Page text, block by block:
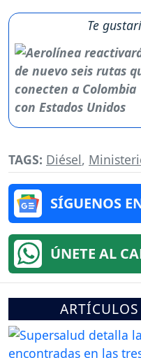
Te
TAGS: Diésel,
SÍGUENOS
ÚNETE AL